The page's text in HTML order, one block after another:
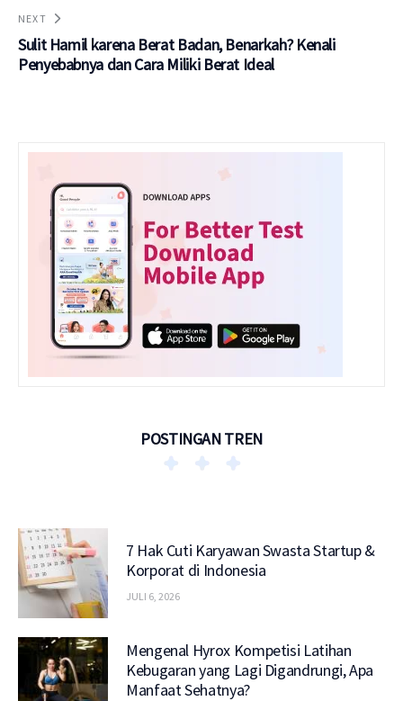
NEXT
Sulit Hamil karena Berat Badan, Benarkah? Kenali
Penyebabnya dan Cara Miliki Berat Ideal
POSTINGAN TREN
7 Hak Cuti Karyawan Swasta Startup &
Korporat di Indonesia
JULI 6, 2026
Mengenal Hyrox Kompetisi Latihan
Kebugaran yang Lagi Digandrungi, Apa
Manfaat Sehatnya?